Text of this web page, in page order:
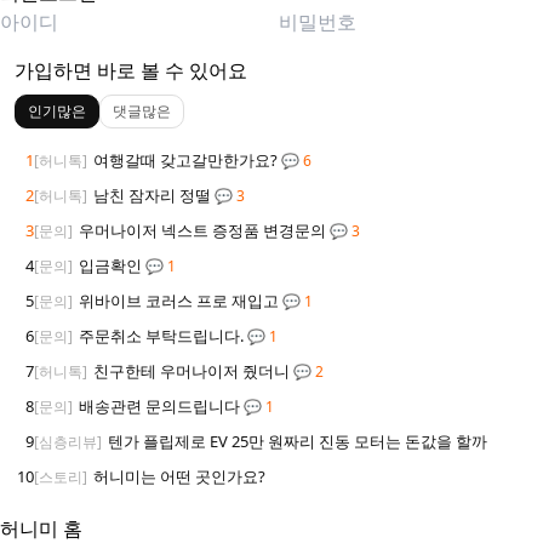
가입하면 바로 볼 수 있어요
인기많은 댓글많은
1[허니톡] 여행갈때 갖고갈만한가요?💬 6
2[허니톡] 남친 잠자리 정떨 💬 3
3[문의] 우머나이저 넥스트 증정품 변경문의 💬 3
4[문의] 입금확인 💬 1
5[문의] 위바이브 코러스 프로 재입고 💬 1
6[문의] 주문취소 부탁드립니다.💬 1
7[허니톡] 친구한테 우머나이저 줬더니 💬 2
8[문의] 배송관련 문의드립니다💬 1
9[심층리뷰] 텐가 플립제로 EV 25만 원짜리 진동 모터는 돈값을 할까
10[스토리] 허니미는 어떤 곳인가요?
허니미 홈